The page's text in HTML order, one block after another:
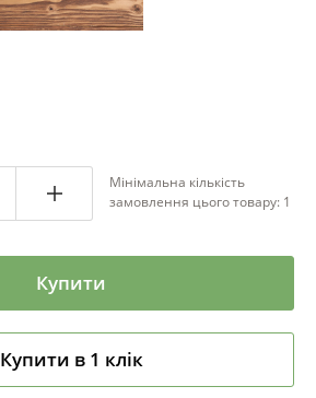
Мінімальна кількість
замовлення цього товару: 1
Купити
Купити в 1 клік